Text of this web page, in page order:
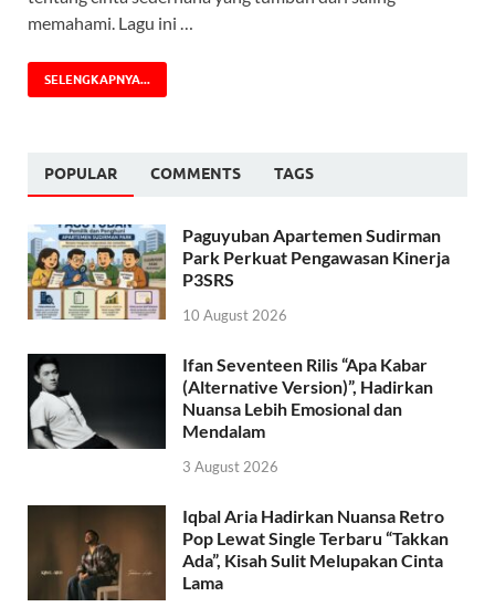
memahami. Lagu ini …
SELENGKAPNYA...
POPULAR COMMENTS TAGS
Paguyuban Apartemen Sudirman
Park Perkuat Pengawasan Kinerja
P3SRS
10 August 2026
Ifan Seventeen Rilis “Apa Kabar
(Alternative Version)”, Hadirkan
Nuansa Lebih Emosional dan
Mendalam
3 August 2026
Iqbal Aria Hadirkan Nuansa Retro
Pop Lewat Single Terbaru “Takkan
Ada”, Kisah Sulit Melupakan Cinta
Lama